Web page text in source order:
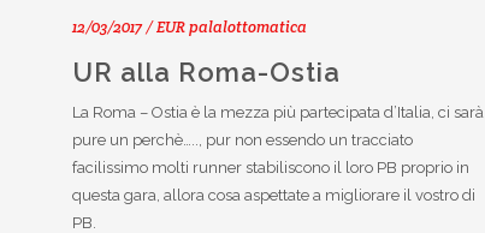
12/03/2017 / EUR palalottomatica
UR alla Roma-Ostia
La Roma – Ostia è la mezza più partecipata d’Italia, ci sarà
pure un perchè….., pur non essendo un tracciato
facilissimo molti runner stabiliscono il loro PB proprio in
questa gara, allora cosa aspettate a migliorare il vostro di
PB.